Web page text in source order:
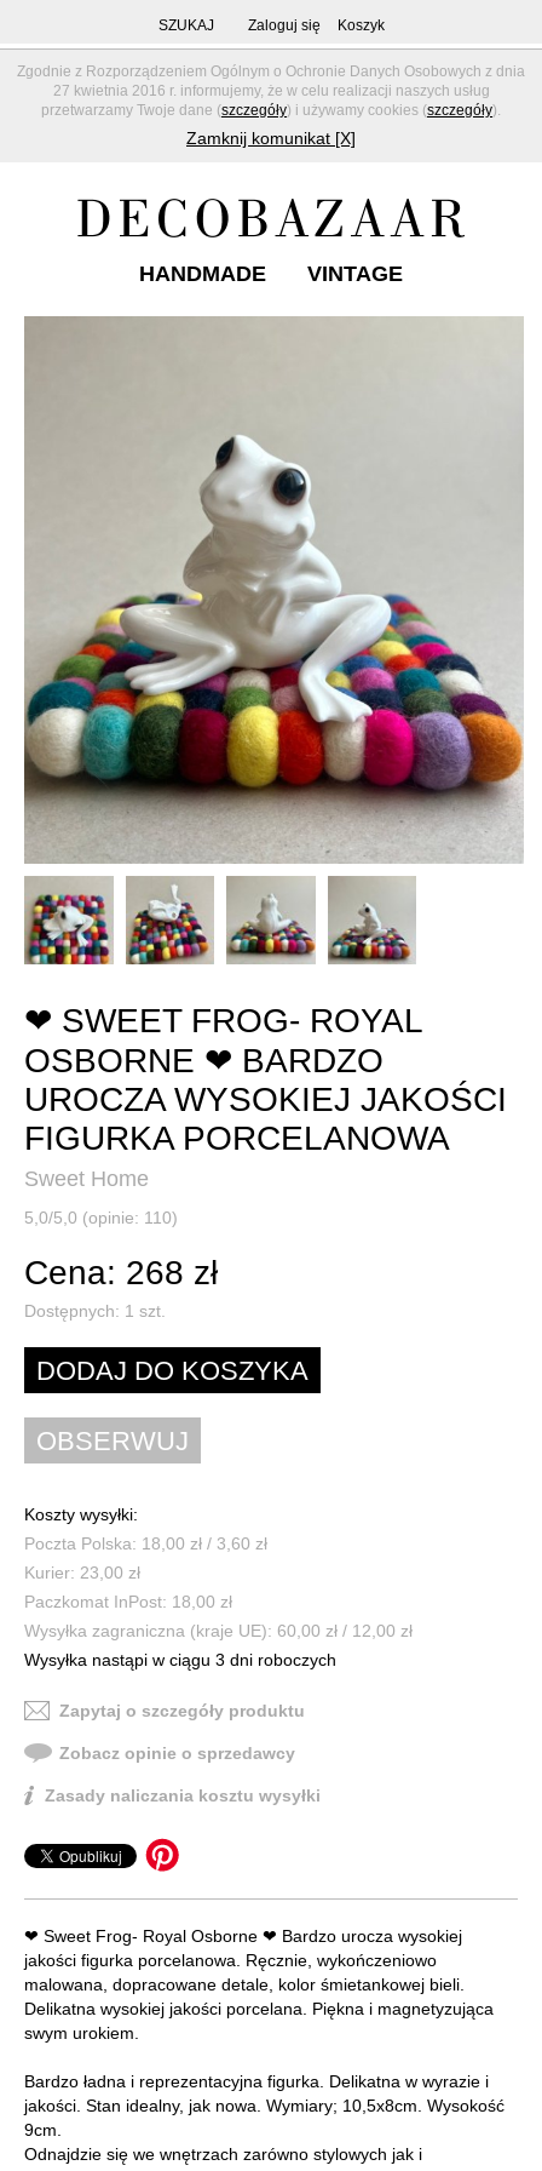
Zgodnie z Rozporządzeniem Ogólnym o Ochronie Danych Osobowych z dnia
27 kwietnia 2016 r. informujemy, że w celu realizacji naszych usług
przetwarzamy Twoje dane (szczegóły) i używamy cookies (szczegóły).
Zamknij komunikat [X]
SZUKAJ Zaloguj się Koszyk
HANDMADE VINTAGE
❤ SWEET FROG- ROYAL
OSBORNE ❤ BARDZO
UROCZA WYSOKIEJ JAKOŚCI
FIGURKA PORCELANOWA
Sweet Home
5,0/5,0 (opinie: 110)
Cena: 268 zł
Dostępnych: 1 szt.
Koszty wysyłki:
Poczta Polska: 18,00 zł / 3,60 zł
Kurier: 23,00 zł
Paczkomat InPost: 18,00 zł
Wysyłka zagraniczna (kraje UE): 60,00 zł / 12,00 zł
Wysyłka nastąpi w ciągu 3 dni roboczych
Zapytaj o szczegóły produktu
Zobacz opinie o sprzedawcy
Zasady naliczania kosztu wysyłki
❤ Sweet Frog- Royal Osborne ❤ Bardzo urocza wysokiej
jakości figurka porcelanowa. Ręcznie, wykończeniowo
malowana, dopracowane detale, kolor śmietankowej bieli.
Delikatna wysokiej jakości porcelana. Piękna i magnetyzująca
swym urokiem.
Bardzo ładna i reprezentacyjna figurka. Delikatna w wyrazie i
jakości. Stan idealny, jak nowa. Wymiary; 10,5x8cm. Wysokość
9cm.
Odnajdzie się we wnętrzach zarówno stylowych jak i